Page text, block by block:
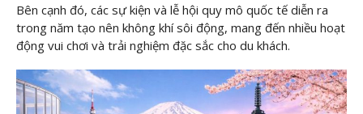
Bên cạnh đó, các sự kiện và lễ hội quy mô quốc tế diễn ra
trong năm tạo nên không khí sôi động, mang đến nhiều hoạt
động vui chơi và trải nghiệm đặc sắc cho du khách.